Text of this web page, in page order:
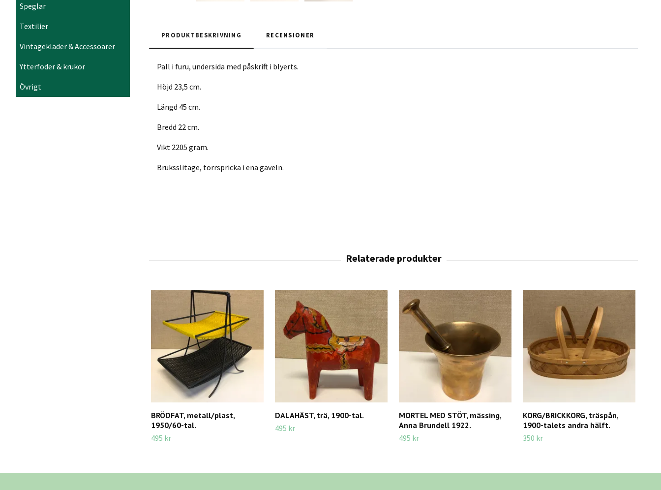
Speglar
Textilier
Vintagekläder & Accessoarer
Ytterfoder & krukor
Övrigt
PRODUKTBESKRIVNING RECENSIONER
Pall i furu, undersida med påskrift i blyerts.
Höjd 23,5 cm.
Längd 45 cm.
Bredd 22 cm.
Vikt 2205 gram.
Bruksslitage, torrspricka i ena gaveln.
BRÖDFAT, metall/plast,
1950/60-tal.
495 kr
DALAHÄST, trä, 1900-tal.
495 kr
MORTEL MED STÖT, mässing,
Anna Brundell 1922.
495 kr
KORG/BRICKKORG, träspån,
1900-talets andra hälft.
350 kr